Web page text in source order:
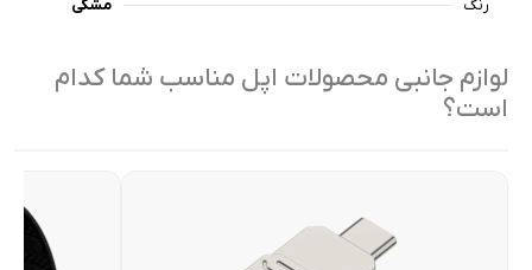
رنگ مشکی
لوازم جانبی محصولات اپل مناسب شما کدام
است؟